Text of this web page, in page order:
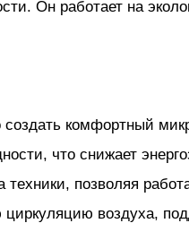
Он работает на
комфортный
что снижает
позволяя
воздуха,